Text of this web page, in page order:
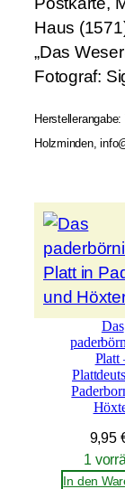
H
ö
x
t
e
r
Haus
„Das
Fotograf:
Holzminden,
Das
Platt
9,95
1
In den